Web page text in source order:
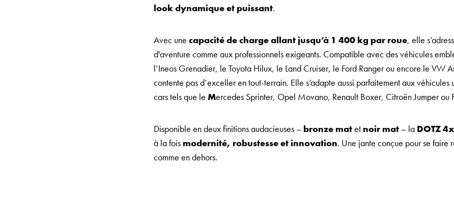
look dynamique et puissant.
Avec une capacité de charge allant jusqu’à 1 400 kg par roue, elle
d'aventure comme aux professionnels exigeants. Compatible avec des véhicules
l’Ineos Grenadier, le Toyota Hilux, le Land Cruiser, le Ford Ranger ou encore le VW
contente pas d’exceller en tout-terrain. Elle s’adapte aussi parfaitement aux
cars tels que le Mercedes Sprinter, Opel Movano, Renault Boxer, Citroën Jumper ou
Disponible en deux finitions audacieuses – bronze matet noir mat – la DOTZ
à la fois modernité, robustesse et innovation. Une jante conçue pour se faire
comme en dehors.